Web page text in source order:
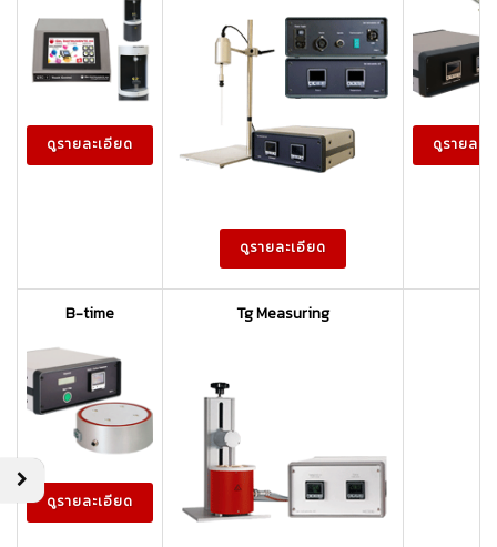
ดูรายละเอียด
ดูรายละเอียด
ดูรายละ
B-time
ดูรายละเอียด
Tg Measuring